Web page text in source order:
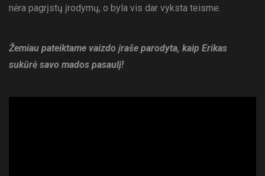
nėra pagrįstų įrodymų, o byla vis dar vyksta teisme.
Žemiau pateiktame vaizdo įraše parodyta, kaip Erikas
sukūrė savo mados pasaulį!